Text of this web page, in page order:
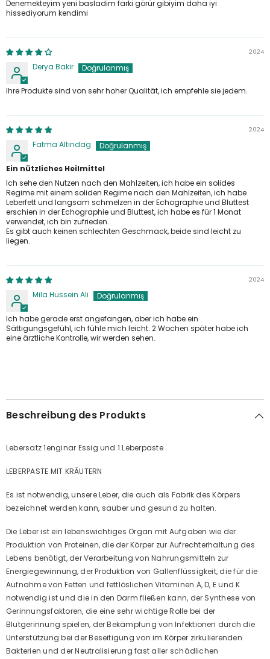
Denemekteyim yeni basladim farki görür gibiyim daha iyi
hissediyorum kendimi
2024
Derya Bakir
Ihre Produkte sind von sehr hoher Qualität, ich empfehle sie jedem.
2024
Fatma Altindag
Ein nützliches Heilmittel
Ich sehe den Nutzen nach den Mahlzeiten, ich habe ein solides
Regime mit einem soliden Regime nach den Mahlzeiten, ich habe
Leberfett und langsam schmelzen in der Echographie und Bluttest
erschien in der Echographie und Bluttest, ich habe es für 1 Monat
verwendet, ich bin zufrieden.
Es gibt auch keinen schlechten Geschmack, beide sind leicht zu
liegen.
2024
Mila Hussein Ali
Ich habe gerade erst angefangen, aber ich habe ein
Sättigungsgefühl, ich fühle mich leicht. 2 Wochen später habe ich
eine ärztliche Kontrolle, wir werden sehen.
Beschreibung des Produkts
Lebersatz 1enginar Essig und 1 Leberpaste
LEBERPASTE MIT KRÄUTERN
Es ist notwendig, unsere Leber, die auch als Fabrik des Körpers
bezeichnet werden kann, sauber und gesund zu halten.
Die Leber ist ein lebenswichtiges Organ mit Aufgaben wie der
Produktion von Proteinen, die der Körper zur Aufrechterhaltung des
Lebens benötigt, der Verarbeitung von Nahrungsmitteln zur
Energiegewinnung, der Produktion von Gallenflüssigkeit, die für die
Aufnahme von Fetten und fettlöslichen Vitaminen A, D, E und K
notwendig ist und die in den Darm fließen kann, der Synthese von
Gerinnungsfaktoren, die eine sehr wichtige Rolle bei der
Blutgerinnung spielen, der Bekämpfung von Infektionen durch die
Unterstützung bei der Beseitigung von im Körper zirkulierenden
Bakterien und der Neutralisierung fast aller schädlichen